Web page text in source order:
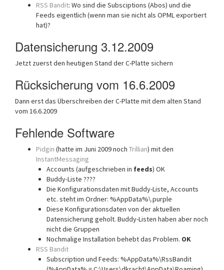
RSS Bandit: Wo sind die Subsciptions (Abos) und die
Feeds eigentlich (wenn man sie nicht als OPML exportiert
hat)?
Datensicherung 3.12.2009
Jetzt zuerst den heutigen Stand der C-Platte sichern
Rücksicherung vom 16.6.2009
Dann erst das Überschreiben der C-Platte mit dem alten Stand
vom 16.6.2009
Fehlende Software
Pidgin (hatte im Juni 2009 noch Trillian) mit den
InstantMessaging
Accounts (aufgeschrieben in feeds) OK
Buddy-Liste ????
Die Konfigurationsdaten mit Buddy-Liste, Accounts
etc. steht im Ordner: %AppData%\.purple
Diese Konfigurationsdaten von der aktuellen
Datensicherung geholt. Buddy-Listen haben aber noch
nicht die Gruppen
Nochmalige Installation behebt das Problem. OK
RSS Bandit
Subscription und Feeds: %AppData%\RssBandit